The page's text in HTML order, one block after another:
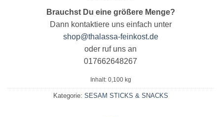
Brauchst Du eine größere Menge?
Dann kontaktiere uns einfach unter
shop@thalassa-feinkost.de
oder ruf uns an
017662648267
Inhalt: 0,100 kg
Kategorie: SESAM STICKS & SNACKS